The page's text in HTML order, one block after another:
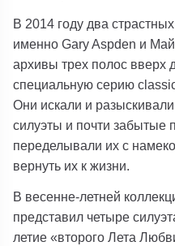
В 2014 году два
именно Gary Aspden и
архивы трех полос вверх
специальную серию
Они искали и
силуэты и почти забытые
переделывали их с
вернуть их к жизни.
В весенне-летней
представил четыре
летие «второго Лета